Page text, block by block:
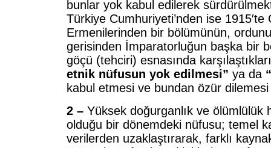
bunlar yok kabul edilerek
Türkiye Cumhuriyeti’nden ise 1915′te
Ermenilerinden bir bölümünün,
gerisinden İmparatorluğun başka bir
göçü (tehciri) esnasında
etnik nüfusun yok edilmesi” ya da
kabul etmesi ve bundan özür
2 – Yüksek doğurganlık ve ölümlülük
olduğu bir dönemdeki nüfusu; temel
verilerden uzaklaştırarak, farklı